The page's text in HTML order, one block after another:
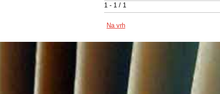
1 - 1 / 1
Na vrh